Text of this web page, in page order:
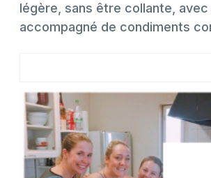
légère, sans être collante,
accompagné de condiments